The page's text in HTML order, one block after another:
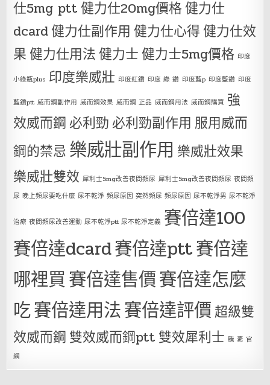
仕5mg ptt健力仕20mg價格健力仕
dcard健力仕副作用 健力仕心得健力仕效
果健力仕用法健力士健力士5mg價格 印度
小綠瓶plus 印度樂威壯 印度紅鑽 印度 綠 鑽 印度藍p 印度藍鑽 印度
藍鑽ptt 威而鋼副作用 威而鋼效果 威而鋼 正品 威而鋼用法 威而鋼購買 強
效威而鋼 必利勁 必利勁副作用 服用威而
鋼的禁忌 樂威壯副作用 樂威壯效果
樂威壯雙效 犀利士5mg改善夜間頻尿 犀利士5mg改善夜間頻尿 夜間頻
尿 晚上頻尿要吃什麼 尿不乾淨 頻尿原因 突然頻尿 頻尿原因 尿不乾淨男 尿不乾淨
治療 夜間頻尿改善運動 尿不乾淨ptt 尿不乾淨定義 賽倍達100
賽倍達dcard賽倍達ptt賽倍達
哪裡買賽倍達售價賽倍達怎麼
吃賽倍達用法賽倍達評價超級雙
效威而鋼 雙效威而鋼ptt 雙效犀利士 騰 素 官
網